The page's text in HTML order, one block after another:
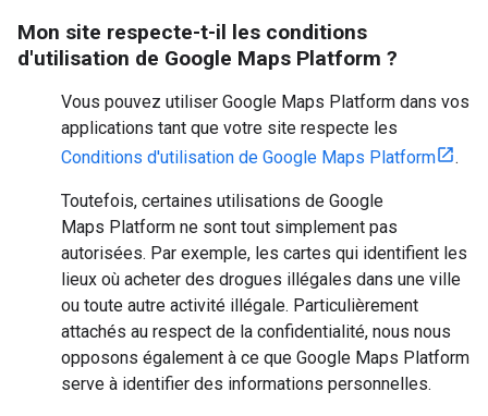
Mon site respecte-t-il les conditions
d'utilisation de Google Maps Platform ?
Vous pouvez utiliser Google Maps Platform dans vos
applications tant que votre site respecte les
Conditions d'utilisation de Google Maps Platform
.
Toutefois, certaines utilisations de Google
Maps Platform ne sont tout simplement pas
autorisées. Par exemple, les cartes qui identifient les
lieux où acheter des drogues illégales dans une ville
ou toute autre activité illégale. Particulièrement
attachés au respect de la confidentialité, nous nous
opposons également à ce que Google Maps Platform
serve à identifier des informations personnelles.